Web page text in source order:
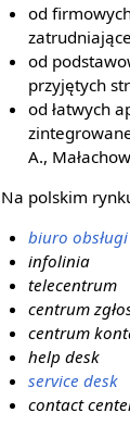
od
od
przyjętych
od łatwych
A.,
Na polskim
biuro
infolinia
telecentrum
centrum
centrum
help desk
service desk
contact